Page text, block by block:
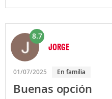
8.7
JORGE
01/07/2025 En familia
Buenas opción